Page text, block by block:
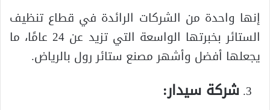
إنها واحدة من الشركات الرائدة في قطاع تنظيف
الستائر بخبرتها الواسعة التي تزيد عن 24 عامًا، ما
يجعلها أفضل وأشهر مصنع ستائر رول بالرياض.
شركة سيدار: